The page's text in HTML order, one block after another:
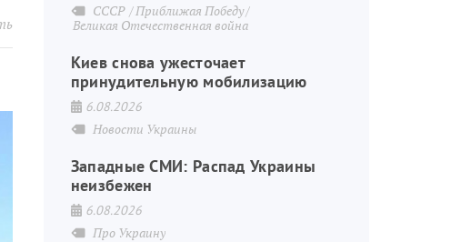
СССР Приближая Победу
Великая Отечественная война
Киев снова ужесточает
принудительную мобилизацию
6.08.2026
Новости Украины
Западные СМИ: Распад Украины
неизбежен
6.08.2026
Про Украину